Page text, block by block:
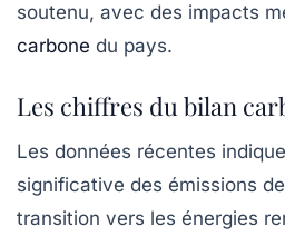
soutenu, avec des impacts
carbone du pays.
Les chiffres du bilan
Les données récentes
significative des émissions de
transition vers les énergies